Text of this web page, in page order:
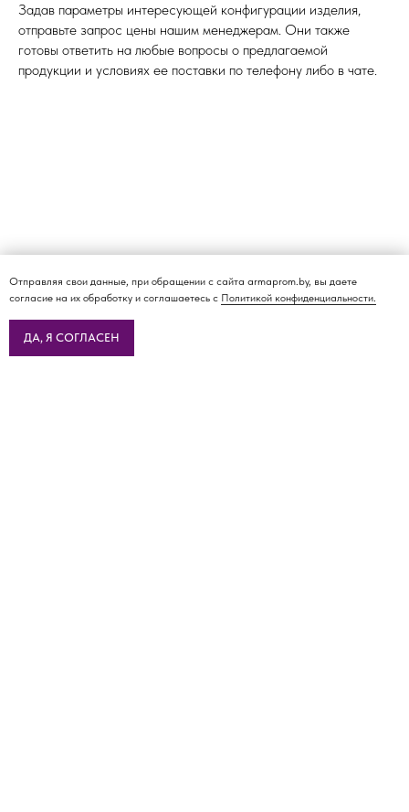
Задав параметры интересующей конфигурации изделия,
отправьте запрос цены нашим менеджерам. Они также
готовы ответить на любые вопросы о предлагаемой
продукции и условиях ее поставки по телефону либо в чате.
Отправляя свои данные, при обращении с сайта armaprom.by, вы даете
согласие на их обработку и соглашаетесь с Политикой конфиденциальности.
ДА, Я СОГЛАСЕН